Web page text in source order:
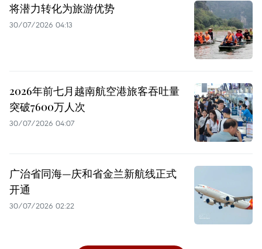
将潜力转化为旅游优势
30/07/2026 04:13
2026年前七月越南航空港旅客吞吐量
突破7600万人次
30/07/2026 04:07
广治省同海—庆和省金兰新航线正式
开通
30/07/2026 02:22